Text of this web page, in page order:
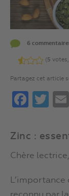
6
(5
Partagez cet article
Facebook
Zinc :
Chère